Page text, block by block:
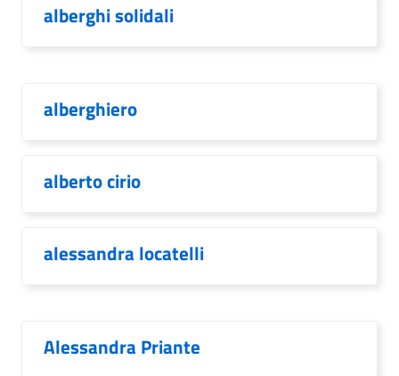
alberghi solidali
alberghiero
alberto cirio
alessandra locatelli
Alessandra Priante